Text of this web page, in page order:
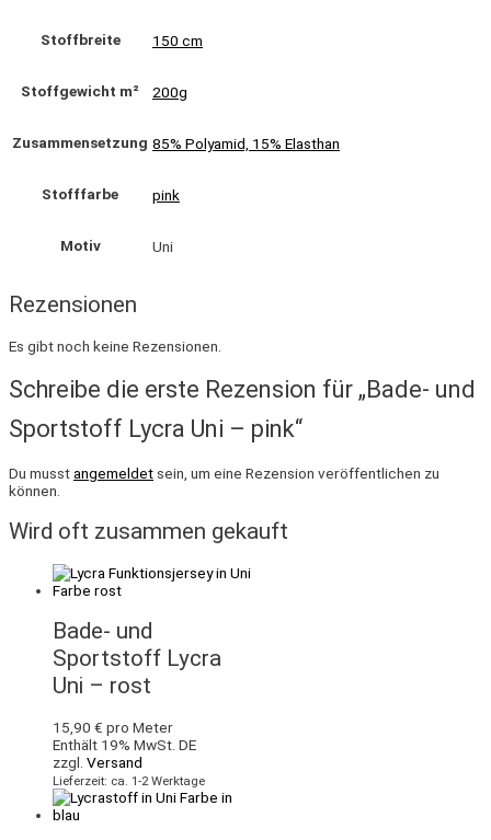
Stoffbreite 150 cm
Stoffgewicht m² 200g
Zusammensetzung 85% Polyamid, 15% Elasthan
Stofffarbe pink
Motiv Uni
Rezensionen
Es gibt noch keine Rezensionen.
Schreibe die erste Rezension für „Bade- und
Sportstoff Lycra Uni – pink“
Du musstangemeldet sein, um eine Rezension veröffentlichen zu
können.
Wird oft zusammen gekauft
Bade- und
Sportstoff Lycra
Uni – rost
15,90 € pro Meter
Enthält 19% MwSt. DE
zzgl. Versand
Lieferzeit: ca. 1-2 Werktage